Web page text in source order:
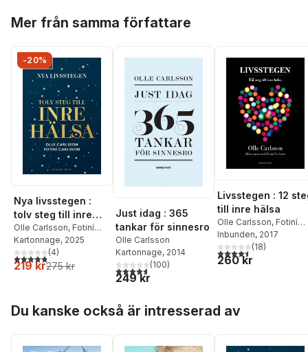
Mer från samma författare
-20%
Nya livsstegen :
tolv steg till inre
hälsa
Olle Carlsson, Fotiní
Carlsson
Kartonnage, 2025
4,8utav 5 stjärnor. Totalt antal röster:
(4)
219 kr275 kr
Just idag : 365
tankar för sinnesro
Olle Carlsson
Kartonnage, 2014
4,6utav 5 stjärnor. Totalt antal röster:
(100)
249 kr
Livsstegen : 12
till inre hälsa
Olle Carlsson, Fotiní
Carlsson
Inbunden, 2017
4,5utav 5 stjärnor.
(18)
260 kr
Du kanske också är intresserad av